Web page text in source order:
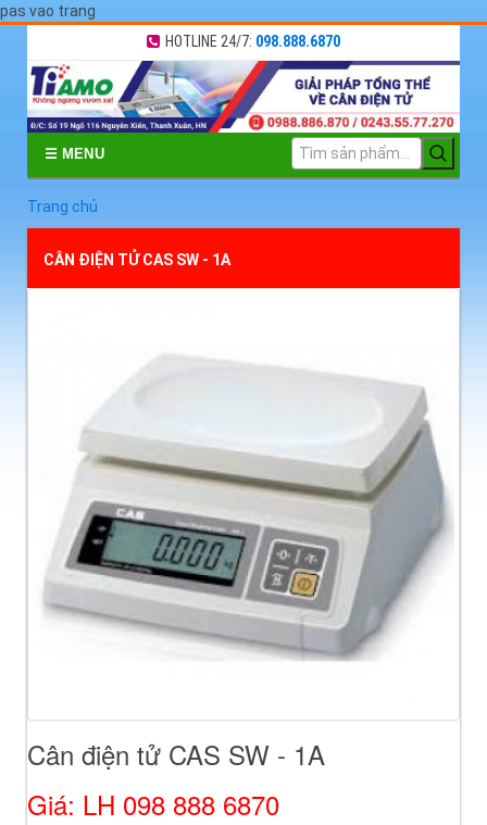
pas vao trang
HOTLINE 24/7: 098.888.6870
☰ MENU
Trang chủ
CÂN ĐIỆN TỬ CAS SW - 1A
Cân điện tử CAS SW - 1A
Giá: LH 098 888 6870